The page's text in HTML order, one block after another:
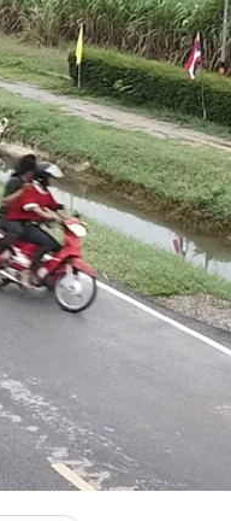
ติดตามสนุกโซเชียลได้ที่
ศไทย) จำกัด